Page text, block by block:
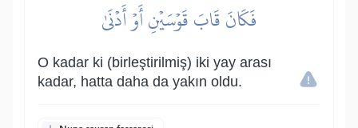
فَكَانَ قَابَ قَوۡسَيۡنِ أَوۡ أَدۡنَىٰ
O kadar ki (birleştirilmiş) iki yay arası
kadar, hatta daha da yakın oldu.